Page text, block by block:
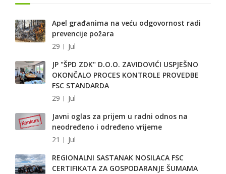
Apel građanima na veću odgovornost radi
prevencije požara
29
Jul
JP "ŠPD ZDK" D.O.O. ZAVIDOVIĆI USPJEŠNO
OKONČALO PROCES KONTROLE PROVEDBE
FSC STANDARDA
29
Jul
Javni oglas za prijem u radni odnos na
neodređeno i određeno vrijeme
21
Jul
REGIONALNI SASTANAK NOSILACA FSC
CERTIFIKATA ZA GOSPODARANJE ŠUMAMA